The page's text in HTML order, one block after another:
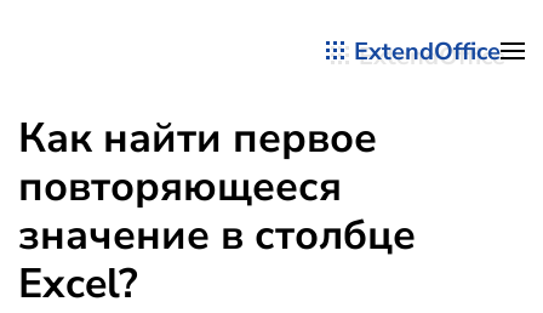
ExtendOffice
Как найти первое
повторяющееся
значение в столбце
Excel?